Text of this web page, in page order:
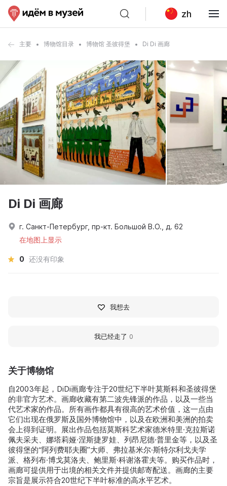
zh
主要 博物馆目录 博物馆 圣彼得堡 Di Di 画廊
关于博物馆
自2003年起，DiDi画廊专注于20世纪下半叶莫斯科和圣彼得堡
的非官方艺术。画廊收藏有第二波先锋派的作品，以及一些当
代艺术家的作品。所有画作都具有很高的艺术价值，这一点由
它们出现在俄罗斯及国外博物馆中，以及在欧洲和美洲的拍卖
会上得到证明。展出作品包括莫斯科艺术家德米特里·克拉斯诺
佩夫采夫、娜塔莉娅·涅斯捷罗娃、列昂尼德·普里金等，以及圣
彼得堡的“阿列费耶夫圈”大师、弗拉基米尔·斯特尔利戈夫学
派、格列布·博戈莫洛夫、鲍里斯·科谢洛霍夫等。购买作品时，
画廊可提供用于出境的相关文件并提供邮寄配送。画廊的主要
宗旨是展示符合20世纪下半叶标准的高水平艺术。
Di Di 画廊
г. Санкт-Петербург, пр-кт. Большой В.О., д. 62
在地图上显示
0 还没有印象
我想去
我已经走了 0